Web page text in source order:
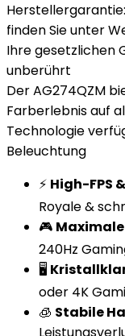
finden Sie unter
Ihre gesetzlichen
unberührt
Der AG274QZM
Farberlebnis auf
Technologie
Beleuchtung
⚡ High-FPS
Royale &
🎮
240Hz
🖥️
oder 4K
🧊 Stabile